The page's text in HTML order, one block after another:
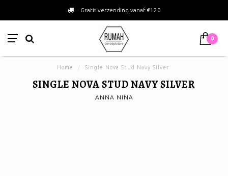
Gratis verzending vanaf €120
0
Home Single Nova Stud Navy Silver
SINGLE NOVA STUD NAVY SILVER
ANNA NINA